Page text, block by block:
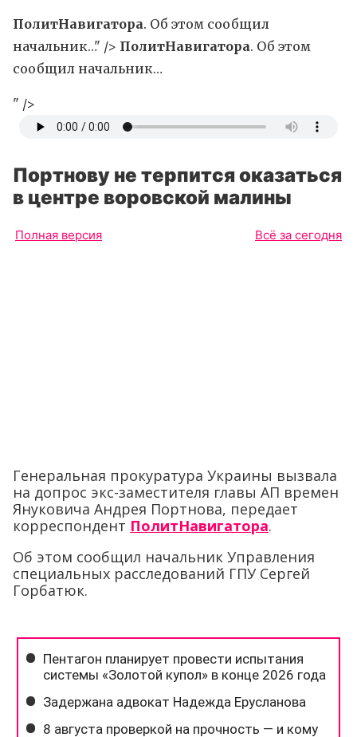
ПолитНавигатора. Об этом сообщил
начальник…" /> ПолитНавигатора. Об этом
сообщил начальник…
" />
Портнову не терпится оказаться
в центре воровской малины
Полная версия Всё за сегодня
Генеральная прокуратура Украины вызвала
на допрос экс-заместителя главы АП времен
Януковича Андрея Портнова, передает
корреспондент ПолитНавигатора.
Об этом сообщил начальник Управления
специальных расследований ГПУ Сергей
Горбатюк.